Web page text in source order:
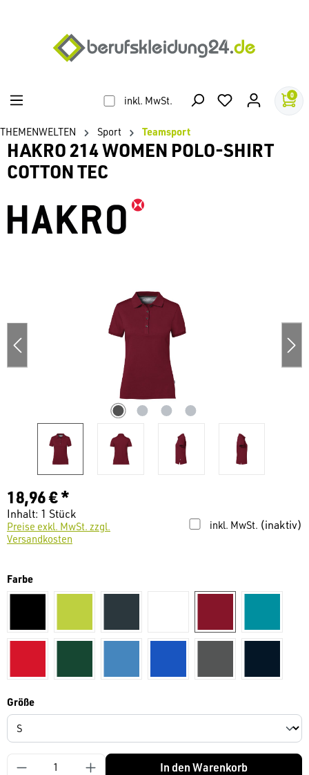
inkl. MwSt. 0
THEMENWELTEN Sport Teamsport
HAKRO 214 WOMEN POLO-SHIRT
COTTON TEC
18,96 € *
Inhalt: 1 Stück
inkl. MwSt. (inaktiv)
Preise exkl. MwSt. zzgl.
Versandkosten
Farbeauswählen
Größeauswählen
In den Warenkorb